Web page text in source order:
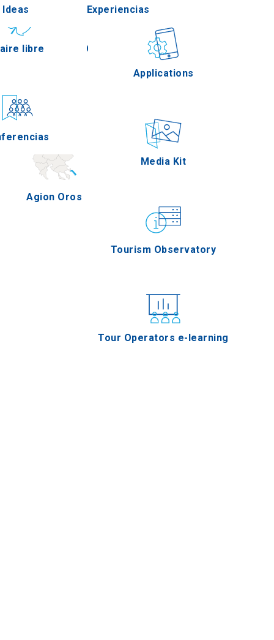
Agion Oros
libre Gastronomía
Applications
Media Kit
Tourism Observatory
Tour Operators e-learning
Ideas Experiencias